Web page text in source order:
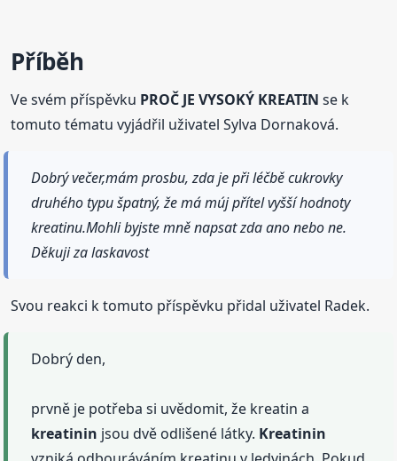
Příběh
Ve svém příspěvku PROČ JE VYSOKÝ KREATIN se k
tomuto tématu vyjádřil uživatel Sylva Dornaková.
Dobrý večer,mám prosbu, zda je při léčbě cukrovky
druhého typu špatný, že má múj přítel vyšší hodnoty
kreatinu.Mohli byjste mně napsat zda ano nebo ne.
Děkuji za laskavost
Svou reakci k tomuto příspěvku přidal uživatel Radek.
Dobrý den,
prvně je potřeba si uvědomit, že kreatin a
kreatinin jsou dvě odlišené látky. Kreatinin